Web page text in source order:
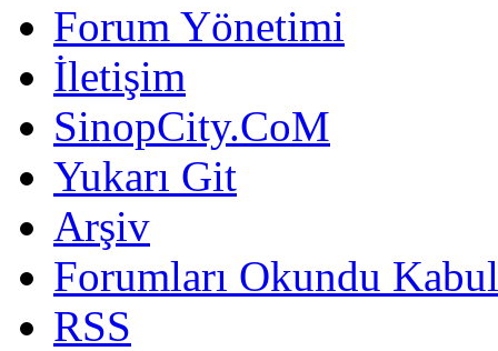
Forum Yönetimi
İletişim
SinopCity.CoM
Yukarı Git
Arşiv
Forumları Okundu
RSS